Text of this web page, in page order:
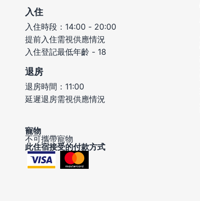
入住
入住時段：14:00 - 20:00
提前入住需視供應情況
入住登記最低年齡 - 18
退房
退房時間：11:00
延遲退房需視供應情況
寵物
不可攜帶寵物
此住宿接受的付款方式